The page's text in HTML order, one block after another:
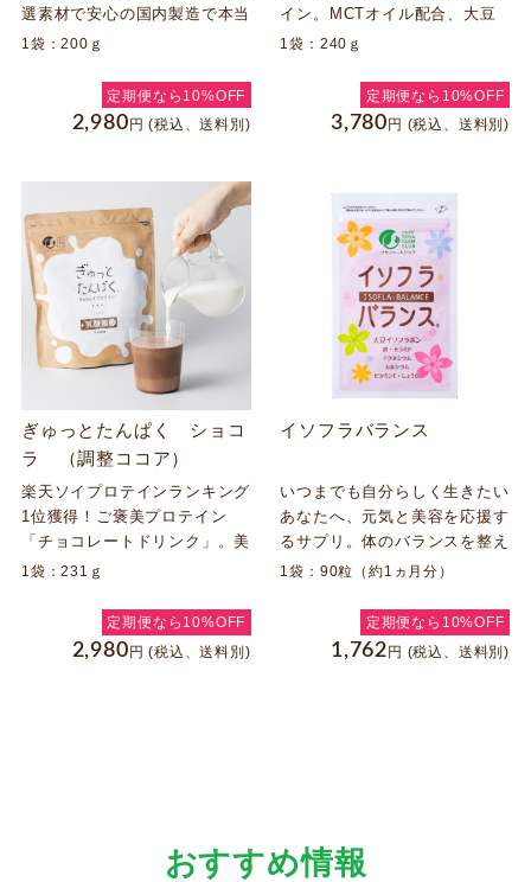
選素材で安心の国内製造で本当
においしいグリーンスムージー
イソフラボン、ビタミンＣ配合
のソイプロテイン。健康でキレ
イでいたいあなたをサポート！
1袋：200ｇ
定期便なら10%OFF
2,980円(税込、送料別)
イン。MCTオイル配合、大豆
臭が大幅に抑えられたソイプロ
1袋：240ｇ
定期便なら10%OFF
3,780円 (税込、送料別)
ぎゅっとたんぱく ショコ
ラ （調整ココア）
楽天ソイプロテインランキング
1位獲得！ご褒美プロテイン
「チョコレートドリンク」。美
味しく飲んで健康に。これ1杯
維、ポリフェノールが一度に摂
1袋：231ｇ
定期便なら10%OFF
2,980円(税込、送料別)
イソフラバランス
いつまでも自分らしく生きたい
あなたへ、元気と美容を応援す
るサプリ。体のバランスを整え
る8つの成分配合。美しさ、心
側からもサポート！
1袋：90粒（約1ヵ月分）
定期便なら10%OFF
1,762円 (税込、送料別)
おすすめ情報